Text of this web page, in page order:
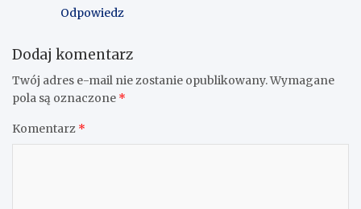
Odpowiedz
Dodaj komentarz
Twój adres e-mail nie zostanie opublikowany.Wymagane
pola są oznaczone *
Komentarz *